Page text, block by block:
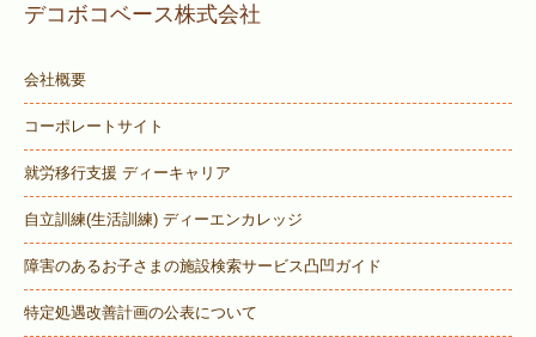
デコボコベース株式会社
会社概要
コーポレートサイト
就労移行支援 ディーキャリア
自立訓練(生活訓練) ディーエンカレッジ
障害のあるお子さまの施設検索サービス凸凹ガイド
特定処遇改善計画の公表について